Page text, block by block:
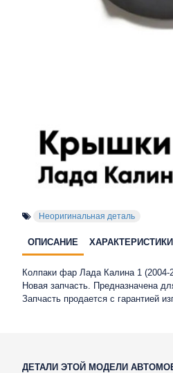
Неоригинальная деталь
ОПИСАНИЕ ХАРАКТЕРИСТИКИ
Колпаки фар Лада Калина 1
Новая запчасть. Предназначена
Запчасть продается с гарантией
ДЕТАЛИ ЭТОЙ МОДЕЛИ